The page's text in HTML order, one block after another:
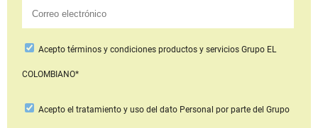
Aceptotérminos y condiciones productos y serviciosGrupo EL
COLOMBIANO*
Acepto el tratamiento y uso del dato Personal por parte del Grupo